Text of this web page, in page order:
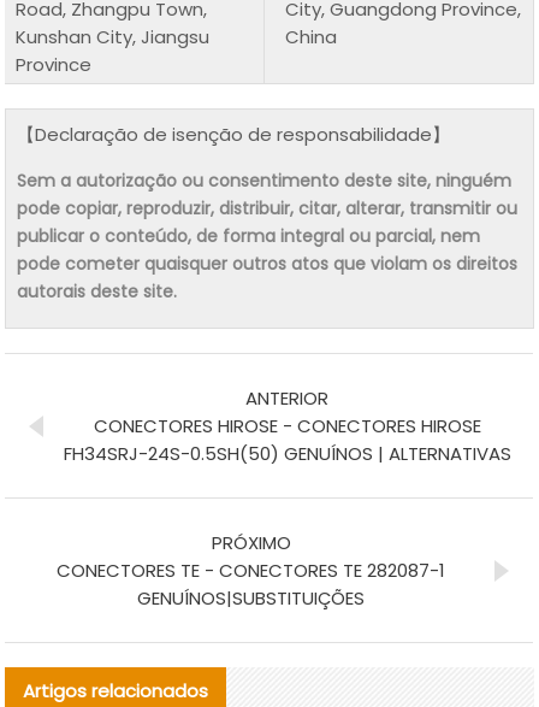
Road, Zhangpu Town,
Kunshan City, Jiangsu
Province
City, Guangdong Province,
China
【Declaração de isenção de responsabilidade】
Sem a autorização ou consentimento deste site, ninguém
pode copiar, reproduzir, distribuir, citar, alterar, transmitir ou
publicar o conteúdo, de forma integral ou parcial, nem
pode cometer quaisquer outros atos que violam os direitos
autorais deste site.
ANTERIOR
CONECTORES HIROSE - CONECTORES HIROSE
FH34SRJ-24S-0.5SH(50) GENUÍNOS | ALTERNATIVAS
PRÓXIMO
CONECTORES TE - CONECTORES TE 282087-1
GENUÍNOS|SUBSTITUIÇÕES
Artigos relacionados